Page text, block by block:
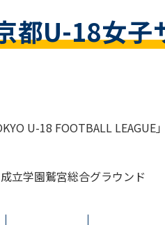
U-18女子
U-18 FOOTBALL LEAGUE
学園鷲宮総合グラウンド